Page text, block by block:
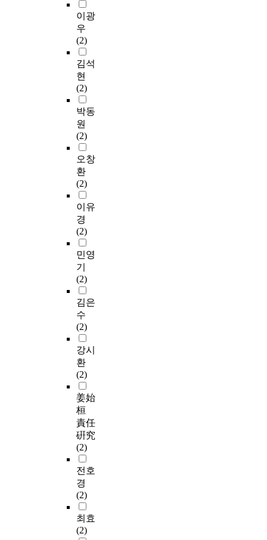
이광
우
(2)
김석
현
(2)
박동
원
(2)
오창
환
(2)
이유
경
(2)
민영
기
(2)
김은
수
(2)
강시
환
(2)
姜始
桓
責任
硏究
(2)
전호
경
(2)
최효
(2)